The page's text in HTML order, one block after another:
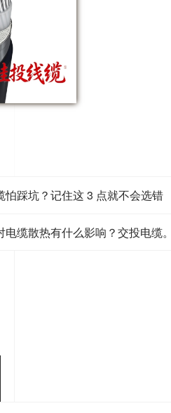
踩坑？记住这 3 点就不会选错
缆散热有什么影响？交投电缆